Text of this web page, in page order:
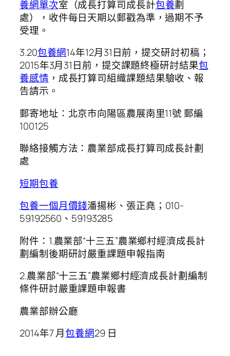
養網單次室（成長打算司成長計包養劃
處），收件每日天期以郵戳為準，過期不予
受理。
3.20包養網14年12月31日前，提交研討初稿；
2015年3月31日前，提交課題終極研討結果包
養感情 ，成長打算司組織課題結果驗收、報
告請示。
郵寄地址：北京市向陽區農展南里11號 郵編
100125
聯絡接觸方法：農業部成長打算司成長計劃
處
短期包養
包養一個月價錢潘揚彬、張正堯；010-
59192560、59193285
附件：1.農業部“十三五”農業鄉村經濟成長計
劃編制後期研討嚴重課題申報指南
2.農業部“十三五”農業鄉村經濟成長計劃編制
條件研討嚴重課題申報書
農業部辦公廳
2014年7 月包養網29 日